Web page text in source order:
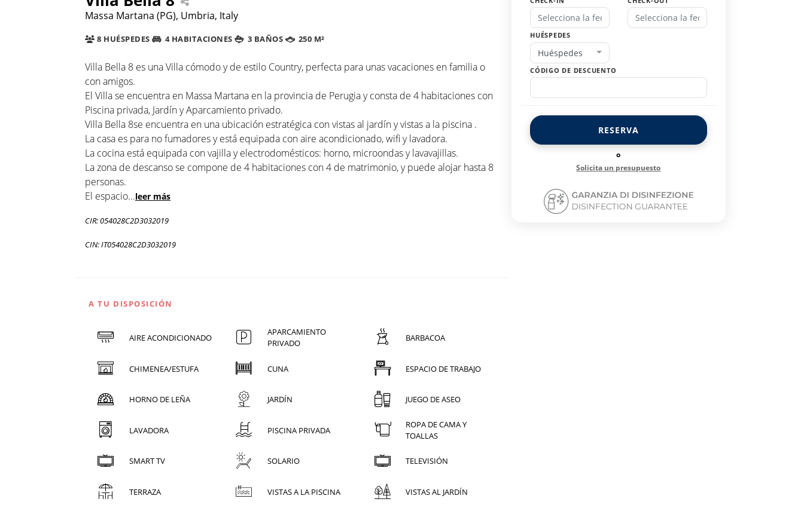
Massa Martana (PG), Umbria, Italy
8 HUÉSPEDES 4 HABITACIONES 3 BAÑOS 250 M²
Villa Bella 8 es una Villa cómodo y de estilo Country, perfecta para unas vacaciones en familia o
con amigos.
El Villa se encuentra en Massa Martana en la provincia de Perugia y consta de 4 habitaciones con
Piscina privada, Jardín y Aparcamiento privado.
Villa Bella 8se encuentra en una ubicación estratégica con vistas al jardín y vistas a la piscina .
La casa es para no fumadores y está equipada con aire acondicionado, wifi y lavadora.
La cocina está equipada con vajilla y electrodomésticos: horno, microondas y lavavajillas.
La zona de descanso se compone de 4 habitaciones con 4 de matrimonio, y puede alojar hasta 8
personas.
El espacio...leer más
CIR: 054028C2D3032019
CIN: IT054028C2D3032019
A TU DISPOSICIÓN
AIRE ACONDICIONADO
APARCAMIENTO
PRIVADO
BARBACOA
CHIMENEA/ESTUFA CUNA ESPACIO DE TRABAJO
HORNO DE LEÑA JARDÍN JUEGO DE ASEO
LAVADORA PISCINA PRIVADA
ROPA DE CAMA Y
TOALLAS
SMART TV SOLARIO TELEVISIÓN
TERRAZA VISTAS A LA PISCINA VISTAS AL JARDÍN
HUÉSPEDES
Huéspedes
CÓDIGO DE DESCUENTO
RESERVA
o
Solicita un presupuesto